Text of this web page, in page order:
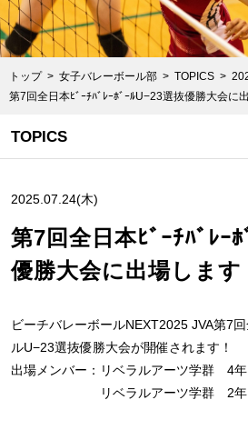
トップ 女子バレーボール部 TOPICS
第7回全日本ﾋﾞｰﾁﾊﾞﾚｰﾎﾞｰﾙU−23選抜優勝大会に
TOPICS
2025.07.24(木)
第7回全日本ﾋﾞｰﾁﾊﾞﾚｰ
優勝大会に出場します
ビーチバレーボールNEXT2025 JVA第7
ルU−23選抜優勝大会が開催されます！
出場メンバー：リベラルアーツ学群
リベラルアーツ学群 2年